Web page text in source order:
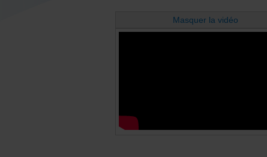
Masquer la vidéo